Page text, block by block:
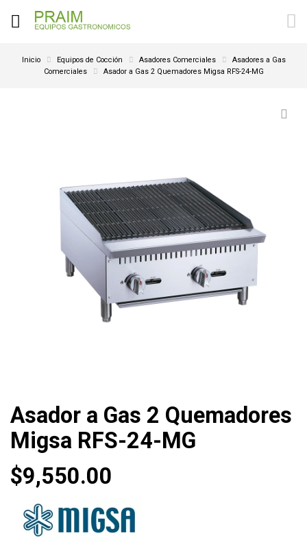
Inicio Equipos de Cocción Asadores Comerciales
Asadores a Gas
Comerciales
Asador a Gas 2 Quemadores Migsa RFS-24-MG
Asador a Gas 2 Quemadores
Migsa RFS-24-MG
$9,550.00